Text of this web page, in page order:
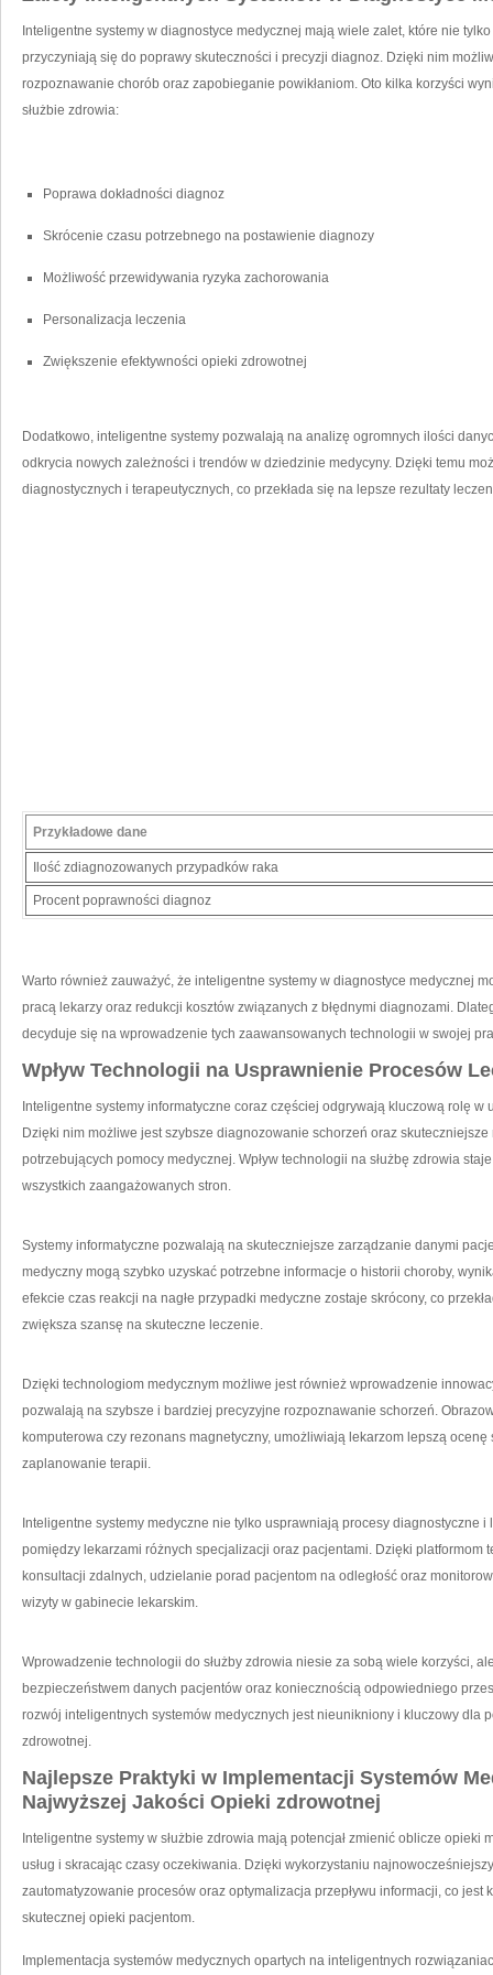
Inteligentne ⁢systemy w diagnostyce⁢ medycznej⁢ mają wiele zalet, które nie
przyczyniają⁣ się‍ do poprawy skuteczności ⁤i​ precyzji‌ diagnoz. Dzięki nim
rozpoznawanie⁤ chorób oraz zapobieganie powikłaniom. Oto kilka ⁤korzyści
służbie zdrowia:
Poprawa dokładności diagnoz
Skrócenie czasu potrzebnego na postawienie diagnozy
Możliwość przewidywania ryzyka zachorowania
Personalizacja leczenia
Zwiększenie efektywności opieki zdrowotnej
Dodatkowo, inteligentne systemy pozwalają na analizę ogromnych ilości
odkrycia nowych​ zależności i trendów w dziedzinie medycyny. Dzięki temu
‍diagnostycznych ​i terapeutycznych, co‍ przekłada się na⁤ lepsze rezultaty
Przykładowe dane
Ilość zdiagnozowanych przypadków raka
Procent poprawności diagnoz
Warto również ⁢zauważyć, że inteligentne systemy w diagnostyce medycznej
pracą lekarzy oraz redukcji⁢ kosztów związanych z błędnymi diagnozami.
decyduje się na wprowadzenie tych zaawansowanych ‌technologii w swojej
Wpływ Technologii na Usprawnienie Procesów
Inteligentne systemy informatyczne coraz częściej odgrywają kluczową rolę
Dzięki nim możliwe jest szybsze‍ diagnozowanie schorzeń oraz​
potrzebujących pomocy⁤ medycznej.⁤ Wpływ technologii na ‍służbę zdrowia
wszystkich zaangażowanych stron.
Systemy informatyczne pozwalają na skuteczniejsze zarządzanie danymi​
medyczny mogą szybko uzyskać potrzebne ‌informacje o historii choroby,
efekcie⁤ czas reakcji na nagłe przypadki medyczne zostaje skrócony, ​co
zwiększa szansę na⁢ skuteczne leczenie.
Dzięki⁣ technologiom medycznym ⁤możliwe jest ​również wprowadzenie
pozwalają na szybsze i bardziej precyzyjne ‌rozpoznawanie schorzeń.
komputerowa czy‌ rezonans magnetyczny, umożliwiają lekarzom lepszą
zaplanowanie terapii.
Inteligentne systemy‌ medyczne nie tylko usprawniają procesy diagnostyczne
pomiędzy lekarzami różnych⁤ specjalizacji oraz pacjentami.​ Dzięki platformom
konsultacji‍ zdalnych, udzielanie porad pacjentom na odległość oraz
wizyty w gabinecie lekarskim.
Wprowadzenie technologii do służby zdrowia ‌niesie za sobą wiele⁤ korzyści,
bezpieczeństwem danych pacjentów oraz koniecznością odpowiedniego
rozwój inteligentnych systemów ​medycznych jest nieunikniony‍ i kluczowy​ dla
zdrowotnej.
Najlepsze Praktyki ‌w Implementacji‌ Systemów
Najwyższej Jakości Opieki zdrowotnej
Inteligentne systemy w służbie zdrowia mają potencjał zmienić‌ oblicze
usług ⁣i skracając czasy oczekiwania. Dzięki ⁢wykorzystaniu
zautomatyzowanie procesów oraz optymalizacja przepływu ​informacji, co
skutecznej opieki pacjentom.
Implementacja systemów medycznych opartych ⁣na inteligentnych‍